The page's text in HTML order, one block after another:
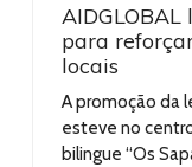
para
locais
A promoção da
esteve no
bilingue “Os